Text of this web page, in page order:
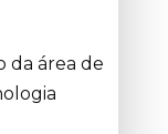
da área de